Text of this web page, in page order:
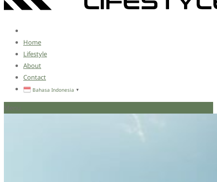
Home
Lifestyle
About
Contact
Bahasa Indonesia ▼